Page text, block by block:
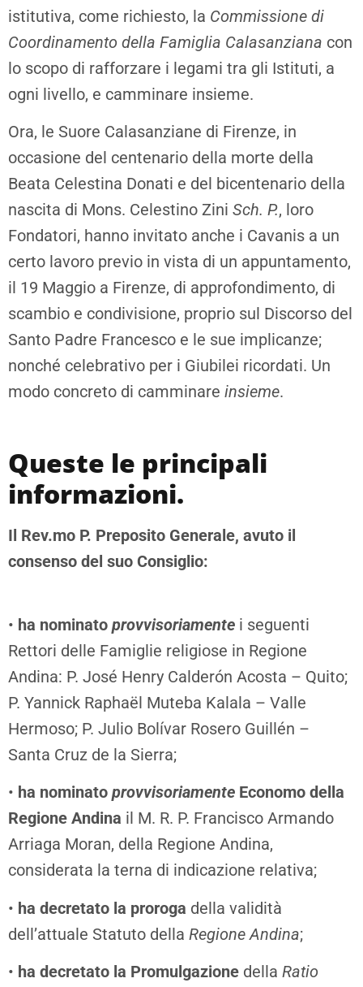
istitutiva, come richiesto, la Commissione di
Coordinamento della Famiglia Calasanziana con
lo scopo di rafforzare i legami tra gli Istituti, a
ogni livello, e camminare insieme.
Ora, le Suore Calasanziane di Firenze, in
occasione del centenario della morte della
Beata Celestina Donati e del bicentenario della
nascita di Mons. Celestino Zini Sch. P., loro
Fondatori, hanno invitato anche i Cavanis a un
certo lavoro previo in vista di un appuntamento,
il 19 Maggio a Firenze, di approfondimento, di
scambio e condivisione, proprio sul Discorso del
Santo Padre Francesco e le sue implicanze;
nonché celebrativo per i Giubilei ricordati. Un
modo concreto di camminare insieme.
Queste le principali
informazioni.
Il Rev.mo P. Preposito Generale, avuto il
consenso del suo Consiglio:
• ha nominato provvisoriamente i seguenti
Rettori delle Famiglie religiose in Regione
Andina: P. José Henry Calderón Acosta – Quito;
P. Yannick Raphaël Muteba Kalala – Valle
Hermoso; P. Julio Bolívar Rosero Guillén –
Santa Cruz de la Sierra;
• ha nominato provvisoriamente Economo della
Regione Andina il M. R. P. Francisco Armando
Arriaga Moran, della Regione Andina,
considerata la terna di indicazione relativa;
• ha decretato la proroga della validità
dell’attuale Statuto della Regione Andina;
• ha decretato la Promulgazione della Ratio